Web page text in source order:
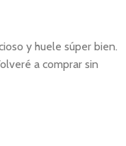
y huele súper bien.
a comprar sin